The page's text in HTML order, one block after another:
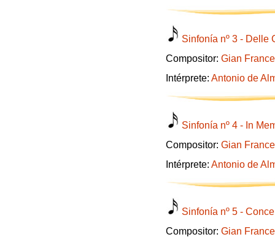
Sinfonía nº 3 - Delle
Compositor: Gian
Intérprete: Antonio de
Sinfonía nº 4 - In
Compositor: Gian
Intérprete: Antonio de
Sinfonía nº 5 -
Compositor: Gian